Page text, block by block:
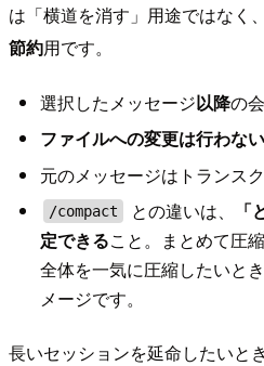
は「横道を消す」用途ではなく、
節約用です。
選択したメッセージ以降の
ファイルへの変更は行わない
元のメッセージはトランス
/compact との違いは、
定できること。まとめて圧
全体を一気に圧縮したいと
メージです。
長いセッションを延命したいと